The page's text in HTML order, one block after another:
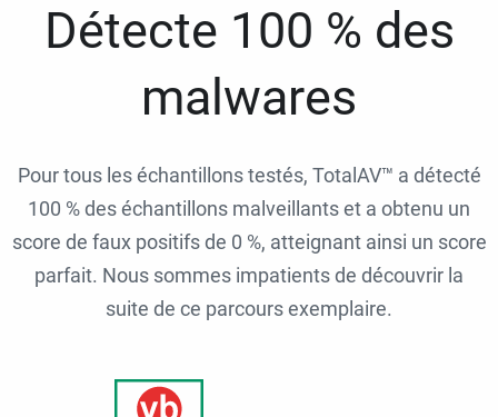
Détecte 100 % des
malwares
Pour tous les échantillons testés, TotalAV™ a détecté
100 % des échantillons malveillants et a obtenu un
score de faux positifs de 0 %, atteignant ainsi un score
parfait. Nous sommes impatients de découvrir la
suite de ce parcours exemplaire.